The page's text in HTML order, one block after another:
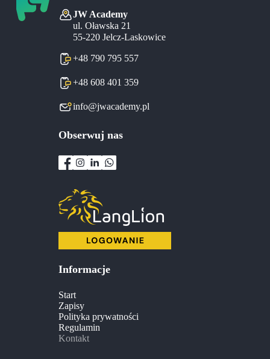
JW Academy
ul. Oławska 21
55-220 Jelcz-Laskowice
+48 790 795 557
+48 608 401 359
info@jwacademy.pl
Informacje
Start
Zapisy
Polityka prywatności
Regulamin
Kontakt
Obserwuj nas